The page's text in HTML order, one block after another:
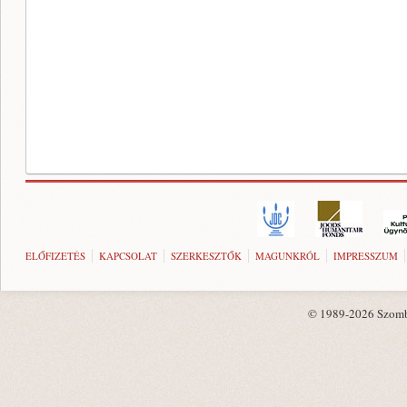
ELŐFIZETÉS KAPCSOLAT SZERKESZTŐK MAGUNKRÓL IMPRESSZUM
© 1989-2026